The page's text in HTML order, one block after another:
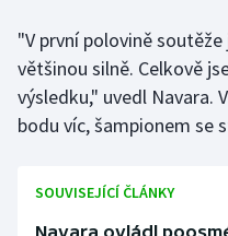
Dostihy
Florbal
Golf
"V první polovině
většinou silně. Celkově
výsledku," uvedl Navara.
bodu víc, šampionem se
SOUVISEJÍCÍ ČLÁNKY
Navara ovládl